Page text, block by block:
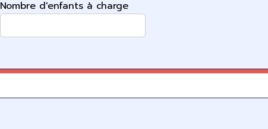
Nombre d'enfants à charge